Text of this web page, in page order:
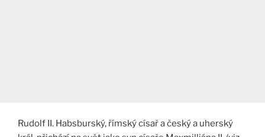
Rudolf II. Habsburský, římský císař a český a uherský